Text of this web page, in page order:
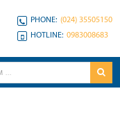
PHONE: (024) 35505150
HOTLINE: 0983008683